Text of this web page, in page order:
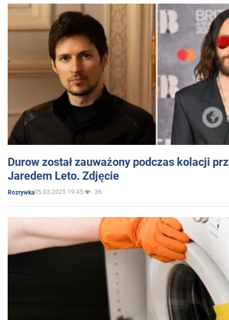
Durow został zauważony podczas kolacji
Jaredem Leto. Zdjęcie
Rozrywka05.03.2025 19:45 36